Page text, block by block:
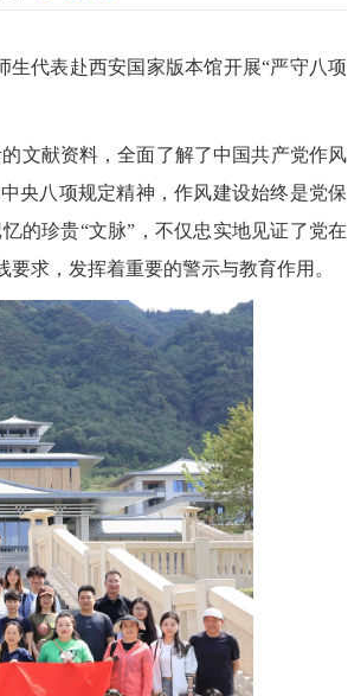
代表赴西安国家版本馆开展“严守八项
文献资料，全面了解了中国共产党作风
央八项规定精神，作风建设始终是党保
的珍贵“文脉”，不仅忠实地见证了党在
求，发挥着重要的警示与教育作用。